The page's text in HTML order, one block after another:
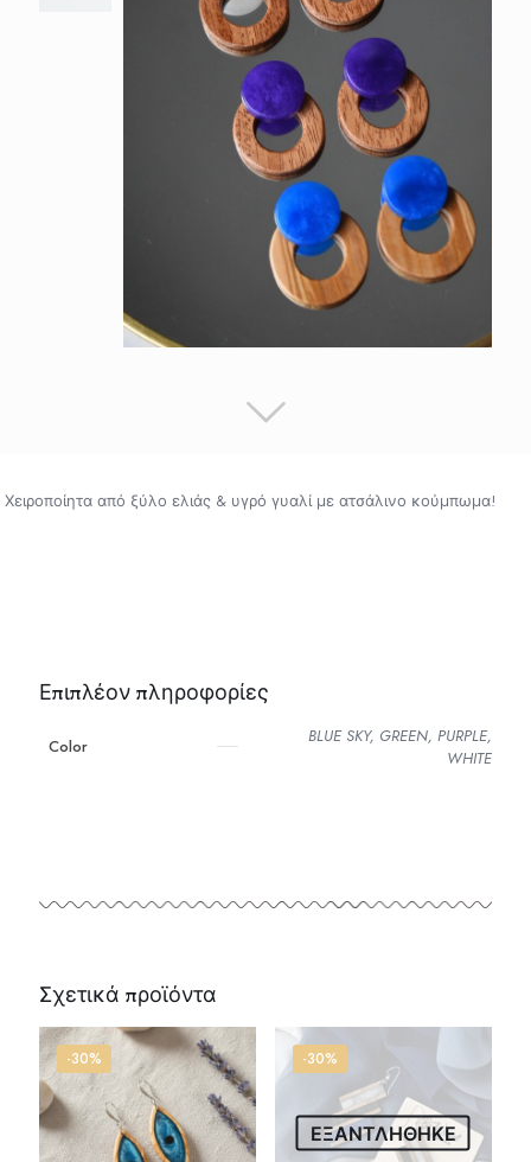
Χειροποίητα από ξύλο ελιάς & υγρό γυαλί με ατσάλινο κούμπωμα!
Επιπλέον πληροφορίες
Color
BLUE SKY, GREEN, PURPLE,
WHITE
Σχετικά προϊόντα
-30% -30%
ΕΞΑΝΤΛΗΘΗΚΕ